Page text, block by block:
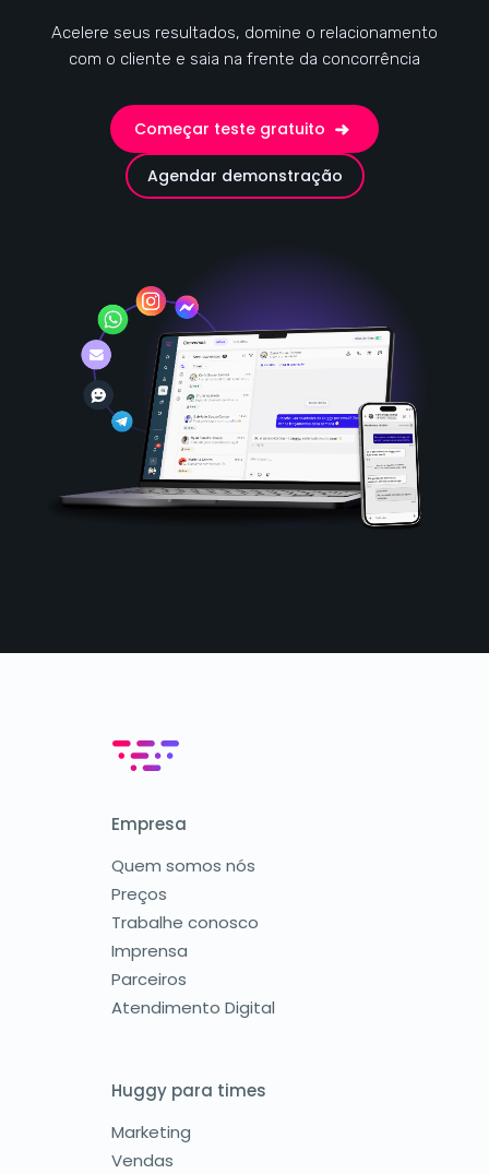
Acelere seus resultados, domine o relacionamento
com o cliente e saia na frente da concorrência
Começar teste gratuito
Agendar demonstração
Empresa
Quem somos nós
Preços
Trabalhe conosco
Imprensa
Parceiros
Atendimento Digital
Huggy para times
Marketing
Vendas